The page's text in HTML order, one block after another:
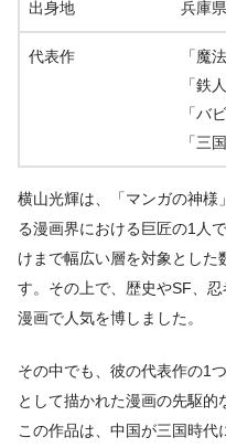
出身地 兵庫
代表作
「魔
「鉄
「バ
「三
横山光輝は、「マンガの神様
る漫画界における巨匠の1人
けまで幅広い層を対象とした
す。その上で、歴史やSF、
漫画で人気を博しました。
その中でも、彼の代表作の1
として描かれた漫画の先駆的
この作品は、中国が三国時